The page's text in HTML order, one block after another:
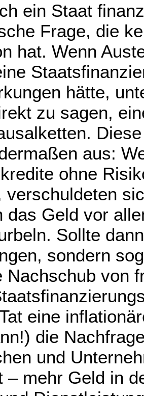
ein Staat
Frage, die
hat. Wenn
hätte,
zu sagen,
aus:
ohne
verschuldeten
das Geld vor
Sollte
sondern
Nachschub von
eine
die
und
– mehr Geld in